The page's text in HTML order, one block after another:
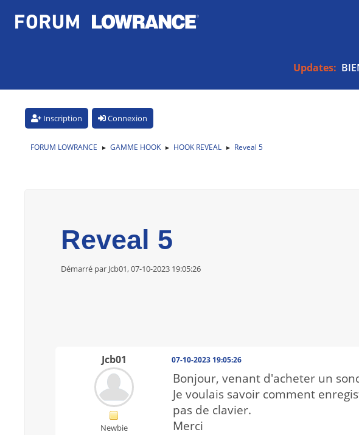
Updates:
Inscription Connexion
FORUM LOWRANCE ► GAMME HOOK ► HOOK REVEAL ► Reveal 5
Reveal 5
Démarré par Jcb01, 07-10-2023 19:05:26
Jcb01
Newbie
07-10-2023 19:05:26
Bonjour, venant d'acheter un
Je voulais savoir comment
pas de clavier.
Merci